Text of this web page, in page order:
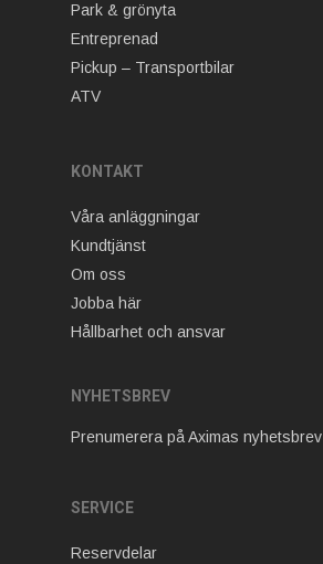
Park & grönyta
Entreprenad
Pickup – Transportbilar
ATV
KONTAKT
Våra anläggningar
Kundtjänst
Om oss
Jobba här
Hållbarhet och ansvar
NYHETSBREV
Prenumerera på Aximas nyhetsbrev
SERVICE
Reservdelar